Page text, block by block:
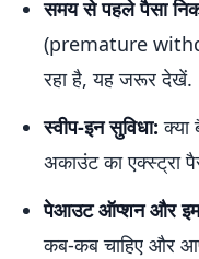
समय से पहले पैसा
(premature
रहा है, यह जरूर देखें.
स्वीप-इन सुविधा: क्या
अकाउंट का एक्स्ट्रा
पेआउट ऑप्शन और
कब-कब चाहिए और